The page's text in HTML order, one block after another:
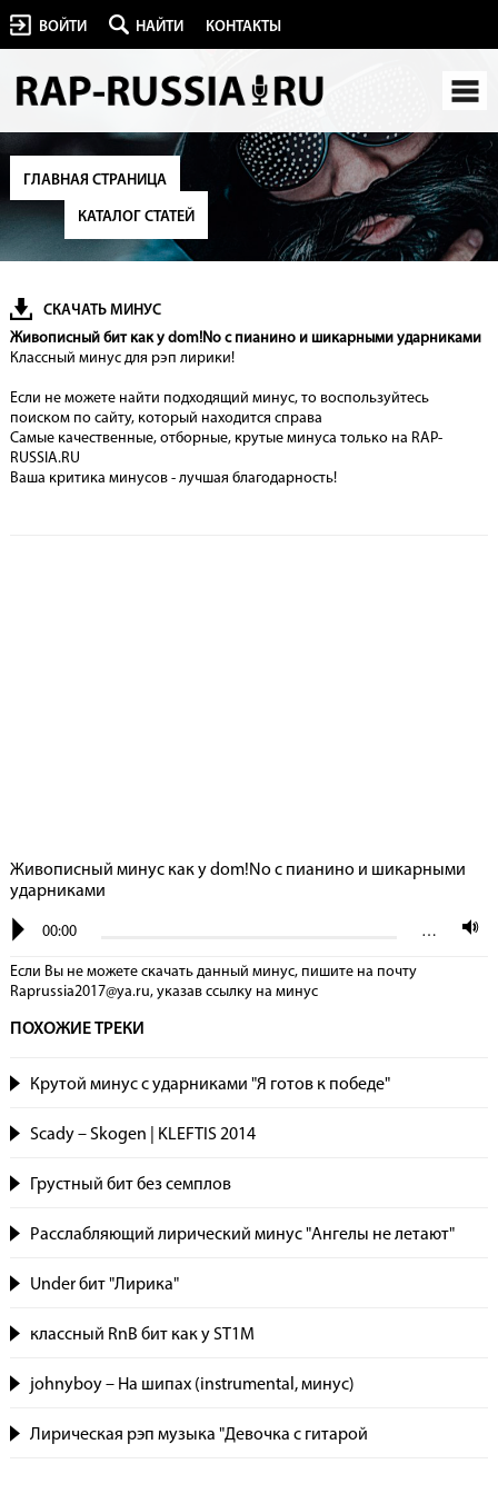
ВОЙТИ НАЙТИ КОНТАКТЫ
ГЛАВНАЯ СТРАНИЦА
КАТАЛОГ СТАТЕЙ
СКАЧАТЬ МИНУС
Живописный бит как у dom!No с пианино и шикарными ударниками
Классный минус для рэп лирики!
Если не можете найти подходящий минус, то воспользуйтесь
поиском по сайту, который находится справа
Самые качественные, отборные, крутые минуса только на RAP-
RUSSIA.RU
Ваша критика минусов - лучшая благодарность!
Живописный минус как у dom!No с пианино и шикарными
ударниками
00:00 …
Если Вы не можете скачать данный минус, пишите на почту
Raprussia2017@ya.ru, указав сcылку на минус
ПОХОЖИЕ ТРЕКИ
Крутой минус с ударниками "Я готов к победе"
Scady – Skogen | KLEFTIS 2014
Грустный бит без семплов
Расслабляющий лирический минус "Ангелы не летают"
Under бит "Лирика"
классный RnB бит как у ST1M
johnyboy – На шипах (instrumental, минус)
Лирическая рэп музыка "Девочка с гитарой